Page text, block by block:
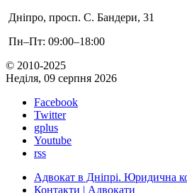
Дніпро, просп. С. Бандери, 31
Пн–Пт: 09:00–18:00
© 2010-2025
Неділя, 09 серпня 2026
Facebook
Twitter
gplus
Youtube
rss
Адвокат в Дніпрі. Юридична
Контакти | Адвокати